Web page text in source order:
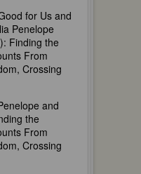
for Us and
Penelope
Finding the
From
Crossing
and
the
From
Crossing